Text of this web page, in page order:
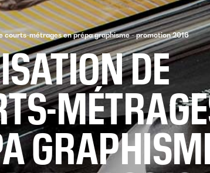
courts-métrages en prépa graphisme - promotion 2016
DE